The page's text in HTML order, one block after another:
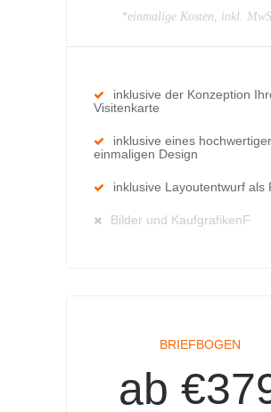
*einmalige Kosten, inkl.
inklusive der Konzeption
Visitenkarte
inklusive eines
einmaligen Design
inklusive Layoutentwurf als
Bilder und KaufgrafikenF
BRIEFBOGEN
ab